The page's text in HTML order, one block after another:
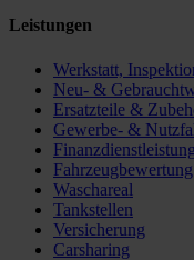
Leistungen
Werkstatt,
Neu- &
Ersatzteile &
Gewerbe- &
Waschareal
Tankstellen
Versicherung
Carsharing